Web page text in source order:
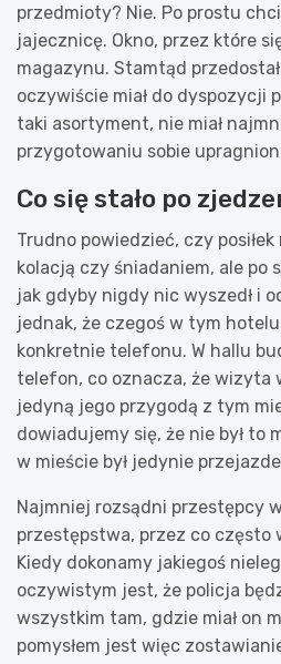
przedmioty? Nie. Po prostu
jajecznicę. Okno, przez które
magazynu. Stamtąd
oczywiście miał do dyspozycji
taki asortyment, nie miał
przygotowaniu sobie
Co się stało po
Trudno powiedzieć, czy posiłek
kolacją czy śniadaniem, ale po
jak gdyby nigdy nic wyszedł i
jednak, że czegoś w tym hotelu
konkretnie telefonu. W hallu
telefon, co oznacza, że wizyta
jedyną jego przygodą z tym
dowiadujemy się, że nie był to
w mieście był jedynie
Najmniej rozsądni przestępcy
przestępstwa, przez co często
Kiedy dokonamy jakiegoś
oczywistym jest, że policja
wszystkim tam, gdzie miał on
pomysłem jest więc